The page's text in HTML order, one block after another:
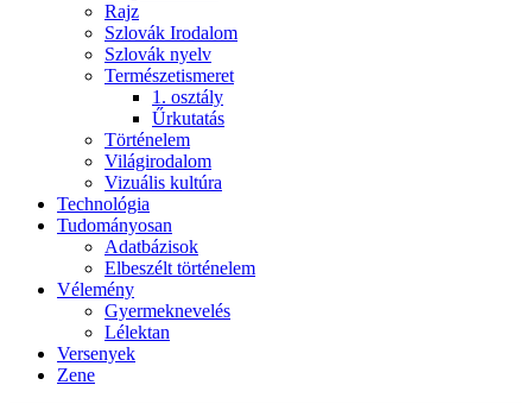
Rajz
Szlovák Irodalom
Szlovák nyelv
Természetismeret
1. osztály
Űrkutatás
Történelem
Világirodalom
Vizuális kultúra
Technológia
Tudományosan
Adatbázisok
Elbeszélt történelem
Vélemény
Gyermeknevelés
Lélektan
Versenyek
Zene